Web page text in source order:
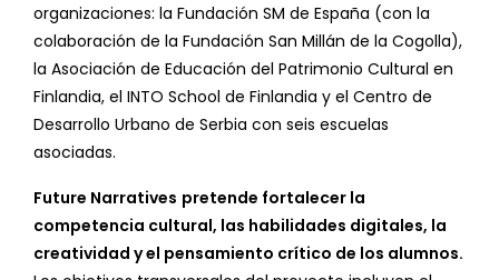
organizaciones: la Fundación SM de España (con la
colaboración de la Fundación San Millán de la Cogolla),
la Asociación de Educación del Patrimonio Cultural en
Finlandia, el INTO School de Finlandia y el Centro de
Desarrollo Urbano de Serbia con seis escuelas
asociadas.
Future Narratives pretende fortalecer la
competencia cultural, las habilidades digitales, la
creatividad y el pensamiento crítico de los alumnos.